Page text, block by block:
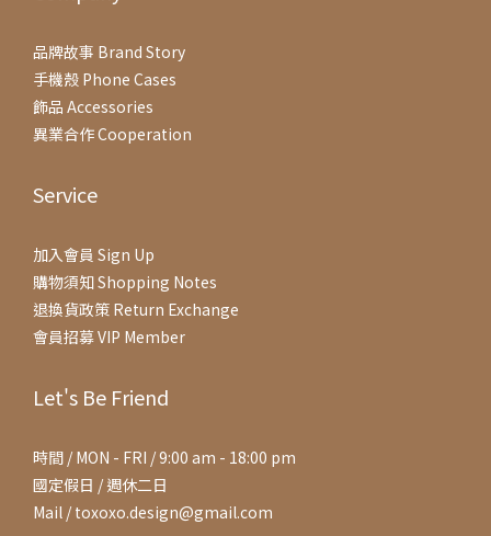
品牌故事 Brand Story
手機殼 Phone Cases
飾品 Accessories
異業合作 Cooperation
Service
加入會員 Sign Up
購物須知 Shopping Notes
退換貨政策 Return Exchange
會員招募 VIP Member
Let's Be Friend
時間 / MON - FRI / 9:00 am - 18:00 pm
國定假日 / 週休二日
Mail / toxoxo.design@gmail.com